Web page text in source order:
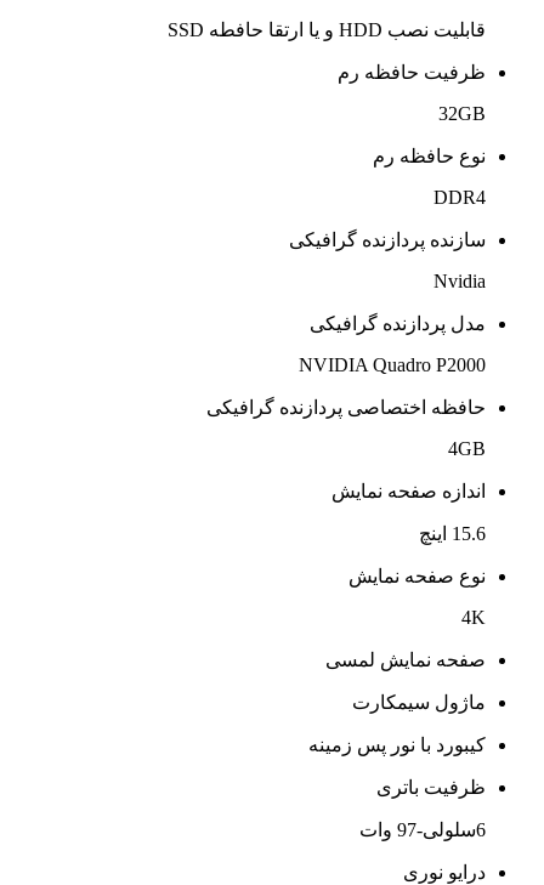
قابلیت نصب HDD و یا ارتقا حافطه SSD
ظرفیت حافظه رم
32GB
نوع حافظه رم
DDR4
سازنده پردازنده گرافیکی
Nvidia
مدل پردازنده گرافیکی
NVIDIA Quadro P2000
حافظه اختصاصی پردازنده گرافیکی
4GB
اندازه صفحه نمایش
15.6 اینچ
نوع صفحه نمایش
4K
صفحه نمایش لمسی
ماژول سیمکارت
کیبورد با نور پس زمینه
ظرفیت باتری
6سلولی-97 وات
درایو نوری